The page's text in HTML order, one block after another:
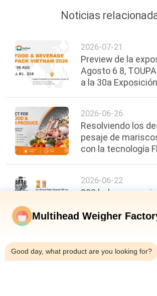
Noticias
2026-07-21
Preview de la
Agosto 6 8,
a la 30a Exposición
2026-06-26
Resolviendo los
pesaje de
con la tecnología
2026-06-22
200 bolsas por
punto de
Multihead Weigher
Good day, what product are you looking for?